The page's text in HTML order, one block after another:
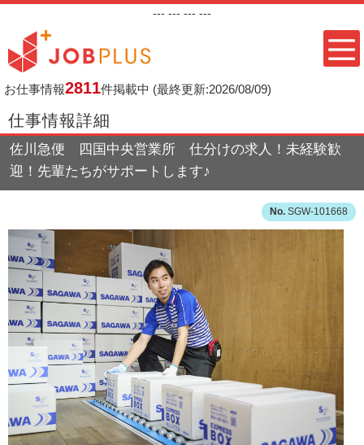
--- --- --- ---
お仕事情報2811件掲載中 (最終更新:2026/08/09)
仕事情報詳細
佐川急便 四国中央営業所 仕分けの求人！未経験歓
迎！先輩たちがサポートします♪
SGW-101668